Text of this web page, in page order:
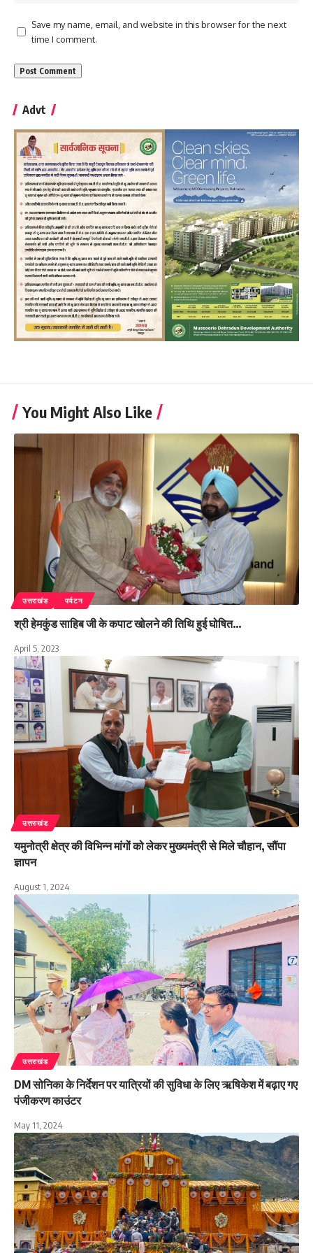
Save my name, email, and website in this browser for the next
time I comment.
Advt
You Might Also Like
उत्तराखंड पर्यटन
श्री हेमकुंड साहिब जी के कपाट खोलने की तिथि हुई घोषित…
April 5, 2023
उत्तराखंड
यमुनोत्री क्षेत्र की विभिन्न मांगों को लेकर मुख्यमंत्री से मिले चौहान, सौंपा
ज्ञापन
August 1, 2024
उत्तराखंड
DM सोनिका के निर्देशन पर यात्रियों की सुविधा के लिए ऋषिकेश में बढ़ाए गए
पंजीकरण काउंटर
May 11, 2024